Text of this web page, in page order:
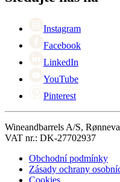
Singles Day
Instagram
Facebook
LinkedIn
YouTube
Pinterest
Wineandbarrels A/S,
VAT nr.: DK-27702937
Obchodní podmínky
Zásady ochrany
Cookies